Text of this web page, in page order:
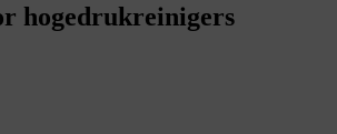
hogedrukreinigers